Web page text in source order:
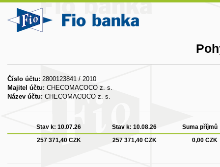
Číslo účtu: 2800123841 / 2010
Majitel účtu: CHECOMACOCO z. s.
Název účtu: CHECOMACOCO z. s.
Stav k: 10.07.26 Stav k: 10.08.26
Suma příjmů
257 371,40 CZK
257 371,40 CZK 0,00 CZK